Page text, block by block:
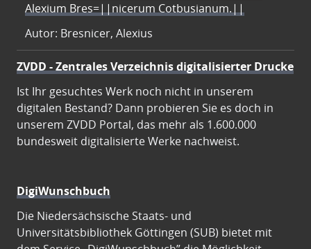
Alexium Bres=||nicerum Cotbusianum.||
Autor: Bresnicer, Alexius
ZVDD - Zentrales Verzeichnis digitalisierter Drucke
Ist Ihr gesuchtes Werk noch nicht in unserem
digitalen Bestand? Dann probieren Sie es doch in
unserem ZVDD Portal, das mehr als 1.600.000
bundesweit digitalisierte Werke nachweist.
DigiWunschbuch
Die Niedersächsische Staats- und
Universitätsbibliothek Göttingen (SUB) bietet mit